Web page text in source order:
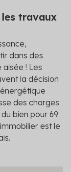
travaux
dans des
! Les
la décision
des charges
bien pour 69
est le